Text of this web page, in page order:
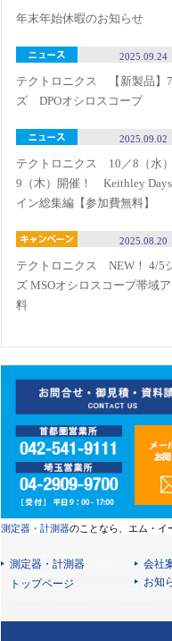
年末年始休暇のお知らせ
2025.09.24
テクトロニクス 【新製品】
ズ DPOオシロスコープ
2025.09.02
テクトロニクス 10／8（水）
9（木）開催！ Keithley
イン総集編【参加費無料】
2025.08.20
テクトロニクス NEW！ 4/5
ズ MSOオシロスコープ帯域
料
測定器・計測器のことなら、エム・イ
測定器・計測器
トップページ
会社
お知